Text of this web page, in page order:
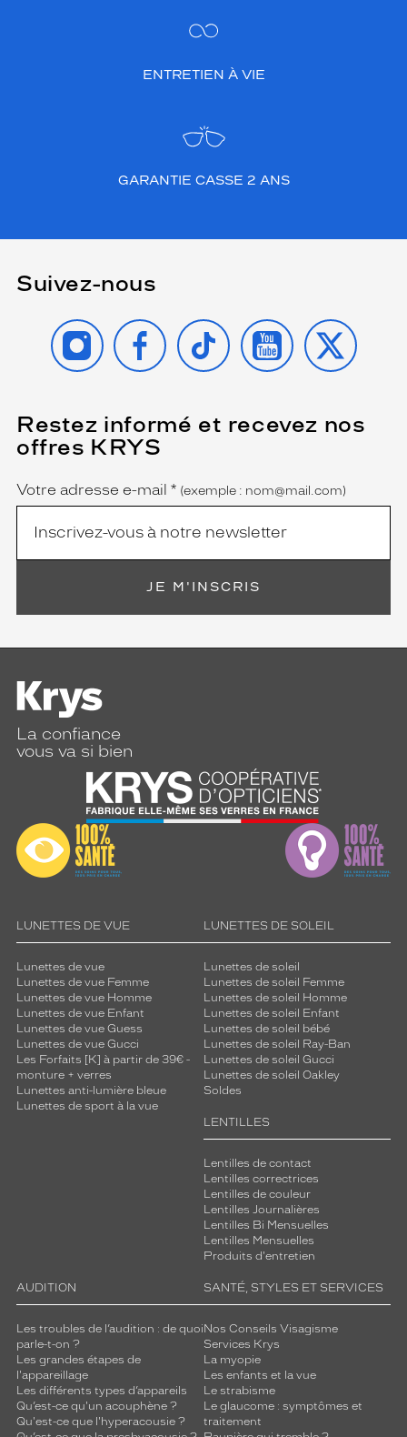
ENTRETIEN À VIE
GARANTIE CASSE 2 ANS
Suivez-nous
INSTAGRAMFACEBOOK
TIKTOK YOUTUBE
X
Restez informé et recevez nos
offres KRYS
Name
Votre adresse e-mail *
(Ce
champ
est
obligatoire)
(exemple : nom@mail.com)
JE M'INSCRIS
La confiance
vous va si bien
LUNETTES DE VUE
Lunettes de vue
Lunettes de vue Femme
Lunettes de vue Homme
Lunettes de vue Enfant
Lunettes de vue Guess
Lunettes de vue Gucci
Les Forfaits [K] à partir de 39€ -
monture + verres
Lunettes anti-lumière bleue
Lunettes de sport à la vue
LUNETTES DE SOLEIL
Lunettes de soleil
Lunettes de soleil Femme
Lunettes de soleil Homme
Lunettes de soleil Enfant
Lunettes de soleil bébé
Lunettes de soleil Ray-Ban
Lunettes de soleil Gucci
Lunettes de soleil Oakley
Soldes
LENTILLES
Lentilles de contact
Lentilles correctrices
Lentilles de couleur
Lentilles Journalières
Lentilles Bi Mensuelles
Lentilles Mensuelles
Produits d'entretien
AUDITION
Les troubles de l’audition : de quoi
parle-t-on ?
Les grandes étapes de
l'appareillage
Les différents types d’appareils
Qu’est-ce qu'un acouphène ?
Qu'est-ce que l'hyperacousie ?
SANTÉ, STYLES ET SERVICES
Nos Conseils Visagisme
Services Krys
La myopie
Les enfants et la vue
Le strabisme
Le glaucome : symptômes et
traitement